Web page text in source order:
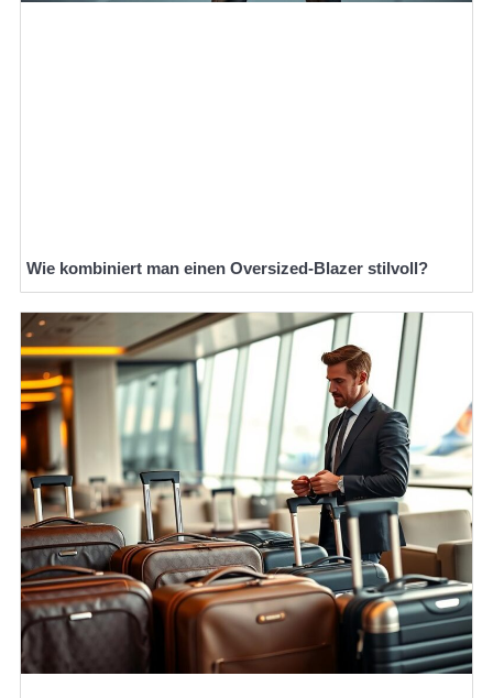
Wie kombiniert man einen Oversized-Blazer stilvoll?